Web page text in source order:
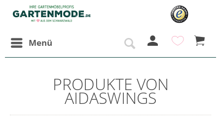
Menü
PRODUKTE VON
AIDASWINGS